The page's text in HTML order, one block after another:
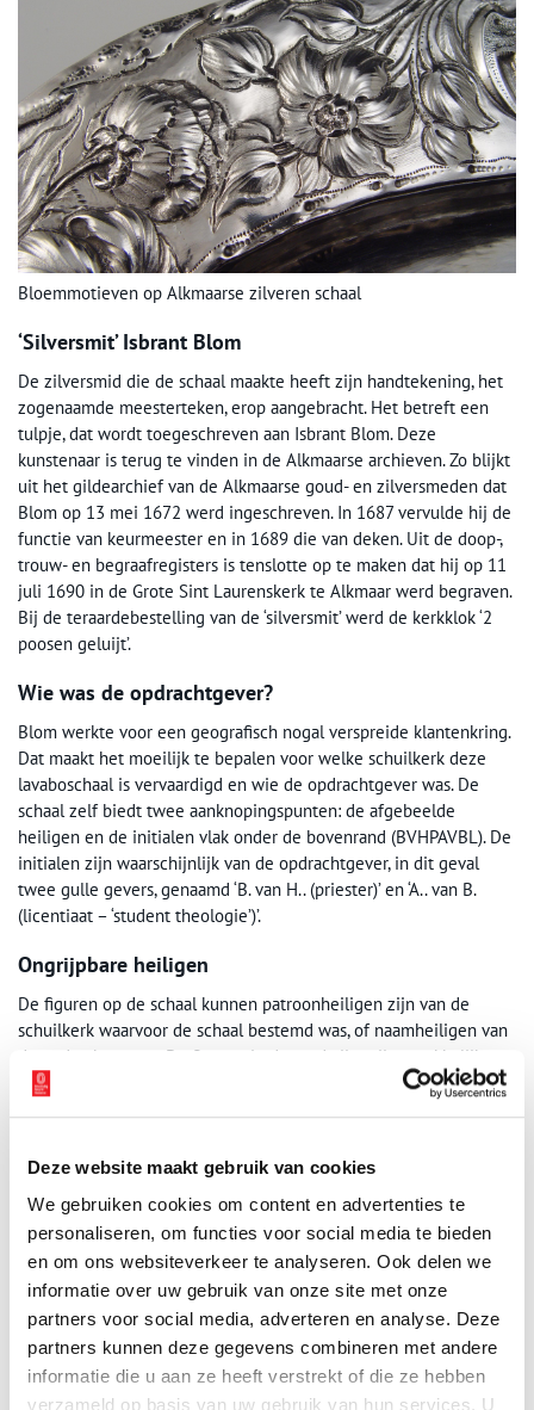
Deze website maakt gebruik van cookies
We gebruiken cookies om content en advertenties te
personaliseren, om functies voor social media te bieden
en om ons websiteverkeer te analyseren. Ook delen we
informatie over uw gebruik van onze site met onze
partners voor social media, adverteren en analyse. Deze
partners kunnen deze gegevens combineren met andere
informatie die u aan ze heeft verstrekt of die ze hebben
verzameld op basis van uw gebruik van hun services. U
Bloemmotieven op Alkmaarse zilveren schaal
‘Silversmit’ Isbrant Blom
De zilversmid die de schaal maakte heeft zijn handtekening, het
zogenaamde meesterteken, erop aangebracht. Het betreft een
tulpje, dat wordt toegeschreven aan Isbrant Blom. Deze
kunstenaar is terug te vinden in de Alkmaarse archieven. Zo blijkt
uit het gildearchief van de Alkmaarse goud- en zilversmeden dat
Blom op 13 mei 1672 werd ingeschreven. In 1687 vervulde hij de
functie van keurmeester en in 1689 die van deken. Uit de doop-,
trouw- en begraafregisters is tenslotte op te maken dat hij op 11
juli 1690 in de Grote Sint Laurenskerk te Alkmaar werd begraven.
Bij de teraardebestelling van de ‘silversmit’ werd de kerkklok ‘2
poosen geluijt’.
Wie was de opdrachtgever?
Blom werkte voor een geografisch nogal verspreide klantenkring.
Dat maakt het moeilijk te bepalen voor welke schuilkerk deze
lavaboschaal is vervaardigd en wie de opdrachtgever was. De
schaal zelf biedt twee aanknopingspunten: de afgebeelde
heiligen en de initialen vlak onder de bovenrand (BVHPAVBL). De
initialen zijn waarschijnlijk van de opdrachtgever, in dit geval
twee gulle gevers, genaamd ‘B. van H.. (priester)’ en ‘A.. van B.
(licentiaat – ‘student theologie’)’.
Ongrijpbare heiligen
De figuren op de schaal kunnen patroonheiligen zijn van de
schuilkerk waarvoor de schaal bestemd was, of naamheiligen van
de opdrachtgevers. De figuren in de rand zijn vrij gemakkelijk te
herkennen: boven en onder zijn Christus en Maria temidden van
het midden zijn helaas minder gemakkelijk te identificeren. Tot
heilige prins of koning, die waarschijnlijk in Alkmaar of omgeving
bijzondere verering genoten’.
Heiligen op Alkmaarse zilveren schaal
Beeld: Stedelijk Museum Alkmaar